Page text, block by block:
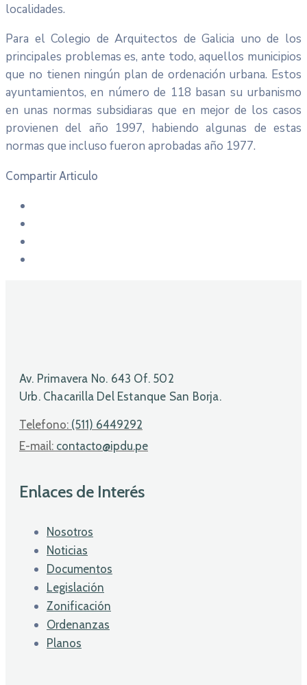
localidades.
Para el Colegio de Arquitectos de Galicia uno de los
principales problemas es, ante todo, aquellos municipios
que no tienen ningún plan de ordenación urbana. Estos
ayuntamientos, en número de 118 basan su urbanismo
en unas normas subsidiaras que en mejor de los casos
provienen del año 1997, habiendo algunas de estas
normas que incluso fueron aprobadas año 1977.
Compartir Articulo
Av. Primavera No. 643 Of. 502
Urb. Chacarilla Del Estanque San Borja.
Telefono: (511) 6449292
E-mail: contacto@ipdu.pe
Enlaces de Interés
Nosotros
Noticias
Documentos
Legislación
Zonificación
Ordenanzas
Planos